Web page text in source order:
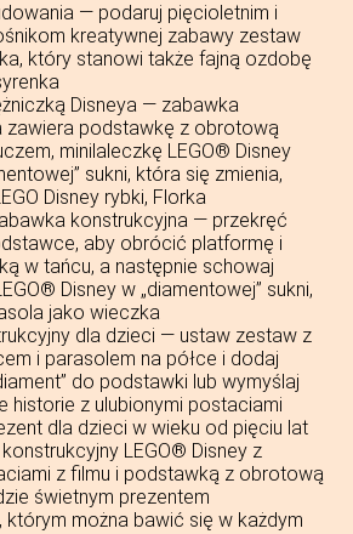
— podaruj pięcioletnim i
kreatywnej zabawy zestaw
który stanowi także fajną ozdobę
Disneya — zabawka
zawiera podstawkę z obrotową
minilaleczkę LEGO® Disney
sukni, która się zmienia,
Disney rybki, Florka
konstrukcyjna — przekręć
aby obrócić platformę i
w tańcu, a następnie schowaj
Disney w „diamentowej” sukni,
jako wieczka
dla dzieci — ustaw zestaw z
i parasolem na półce i dodaj
do podstawki lub wymyślaj
historie z ulubionymi postaciami
dla dzieci w wieku od pięciu lat
LEGO® Disney z
z filmu i podstawką z obrotową
świetnym prezentem
którym można bawić się w każdym